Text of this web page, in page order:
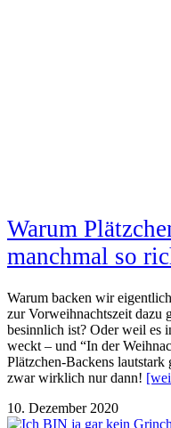
Warum
manchmal so
Warum backen wir
zur Vorweihnachtszeit dazu
besinnlich ist? Oder weil es
weckt – und “In der
Plätzchen-Backens
zwar wirklich nur dann!
10. Dezember 2020